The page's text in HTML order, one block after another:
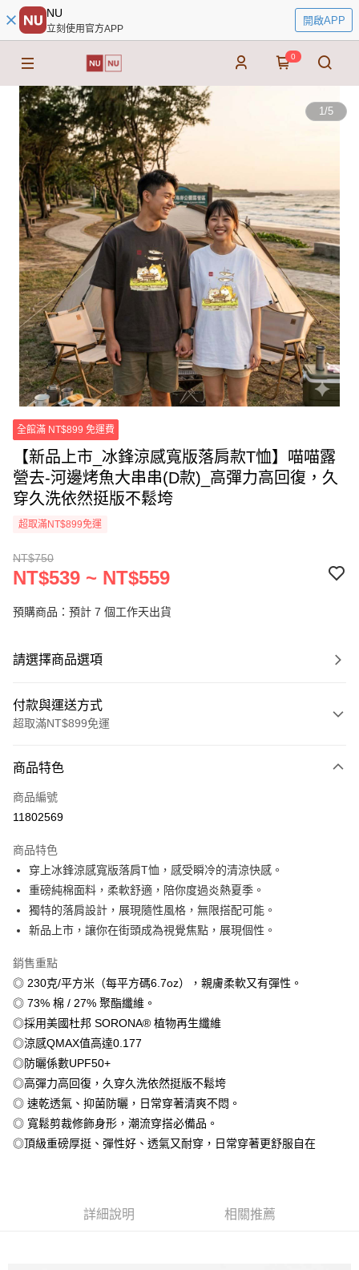
NU
立刻使用官方APP
開啟APP
0
1/5
全館滿 NT$899 免運費
【新品上市_冰鋒涼感寬版落肩款T恤】喵喵露
營去-河邊烤魚大串串(D款)_高彈力高回復，久
穿久洗依然挺版不鬆垮
超取滿NT$899免運
NT$750
NT$539 ~ NT$559
預購商品：預計 7 個工作天出貨
請選擇商品選項
付款與運送方式
超取滿NT$899免運
信用卡一次付款
信用卡分期付款
合作金庫商業銀行
華南商業銀行
彰化商業銀行
上海商業儲蓄銀行
台北富邦商業銀行
國泰世華商業銀行
兆豐國際商業銀行
臺灣中小企業銀行
台中商業銀行
聯邦商業銀行
元大商業銀行
永豐商業銀行
台新國際商業銀行
台灣樂天信用卡公司
6 期 0 利率 每期
華南商業銀行
彰化商業銀行
上海商業儲蓄銀行
台北富邦商業銀行
國泰世華商業銀行
兆豐國際商業銀行
匯豐（台灣）商業銀行
聯邦商業銀行
遠東國際商業銀行
元大商業銀行
玉山商業銀行
星展（台灣）商業銀行
台灣樂天信用卡公司
12 期 0 利率 每期NT$44
合作金庫商業銀行
第一商業銀行
上海商業儲蓄銀行
台北富邦商業銀行
國泰世華商業銀行
臺灣中小企業銀行
匯豐（台灣）商業銀行
華泰商業銀行
聯邦商業銀行
元大商業銀行
永豐商業銀行
玉山商業銀行
台新國際商業銀行
超商取貨付款
LINE Pay
Apple Pay
街口支付
悠遊付
Google Pay
全盈+PAY
大哥付你分期
相關說明
AFTEE先享後付是「在收到商品之後才付款」的支付方式。 讓您購物簡單
商品特色
商品編號
11802569
商品特色
穿上冰鋒涼感寬版落肩T恤，感受瞬冷的清涼快感。
重磅純棉面料，柔軟舒適，陪你度過炎熱夏季。
獨特的落肩設計，展現隨性風格，無限搭配可能。
新品上市，讓你在街頭成為視覺焦點，展現個性。
銷售重點
◎ 230克/平方米（每平方碼6.7oz），親膚柔軟又有彈性。
◎ 73% 棉 / 27% 聚酯纖維。
◎採用美國杜邦 SORONA® 植物再生纖維
◎涼感QMAX值高達0.177
◎防曬係數UPF50+
◎高彈力高回復，久穿久洗依然挺版不鬆垮
◎ 速乾透氣、抑菌防曬，日常穿著清爽不悶。
◎ 寬鬆剪裁修飾身形，潮流穿搭必備品。
◎頂級重磅厚挺、彈性好、透氣又耐穿，日常穿著更舒服自在
詳細說明 相關推薦